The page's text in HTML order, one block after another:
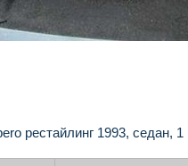
рестайлинг 1993, седан, 1